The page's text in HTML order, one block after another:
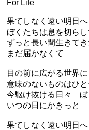
For Life
果てしなく遠い明日へ
ぼくたちは息を切らし
ずっと長い間生きて
まだ届かなくて
目の前に広がる世界に
意味のないものはひ
今駆け抜ける日々 ぼ
いつの日にかきっと
果てしなく遠い明日へ